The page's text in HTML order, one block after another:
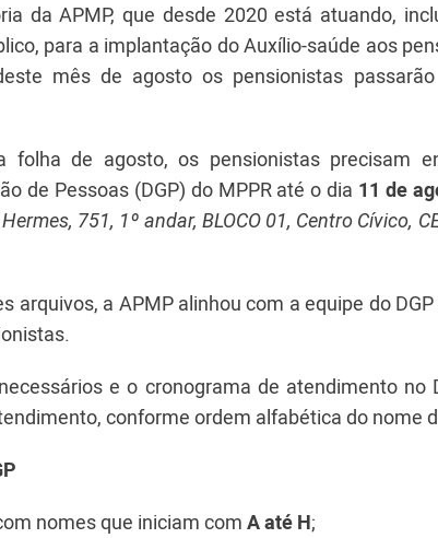
da APMP, que desde 2020 está atuando,
para a implantação do Auxílio-saúde aos
mês de agosto os pensionistas
de agosto, os pensionistas precisam
de Pessoas (DGP) do MPPR até o dia 11 de
751, 1º andar, BLOCO 01, Centro Cívico,
arquivos, a APMP alinhou com a equipe do
e o cronograma de atendimento no
conforme ordem alfabética do nome
nomes que iniciam com A até H;